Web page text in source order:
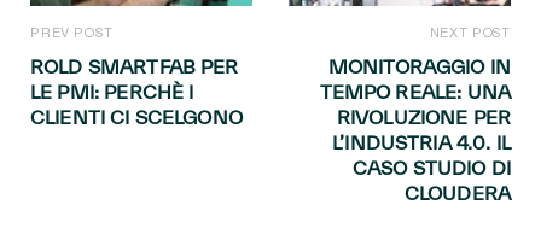
PREV POST
ROLD SMARTFAB PER
LE PMI: PERCHÈ I
CLIENTI CI SCELGONO
NEXT POST
MONITORAGGIO IN
TEMPO REALE: UNA
RIVOLUZIONE PER
L’INDUSTRIA 4.0. IL
CASO STUDIO DI
CLOUDERA